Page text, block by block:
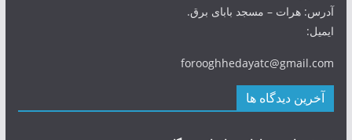
آدرس: هرات – مسجد بابای برق.
ایمیل:
forooghhedayatc@gmail.com
آخرین دیدگاه ها